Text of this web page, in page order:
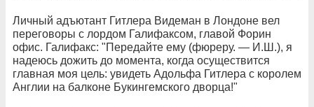
Лич​ный адъютант Гитлера Видеман в Лондоне вел
переговоры с лордом Галифаксом, главой Форин
офис. Галифакс: "Передайте ему (фюреру. — И.Ш.), я
надеюсь дожить до момента, когда осуществится
главная моя цель: увидеть Адольфа Гитлера с королем
Англии на балконе Букингемского дворца!"